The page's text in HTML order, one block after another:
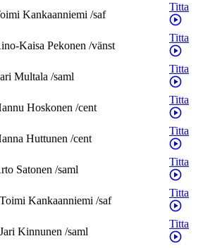
Kankaanniemi /saf
Titta
Kaisa Pekonen /vänst
Titta
Multala /saml
Titta
Hoskonen /cent
Titta
Huttunen /cent
Titta
Satonen /saml
Titta
Toimi Kankaanniemi /saf
Titta
Jari Kinnunen /saml
Titta